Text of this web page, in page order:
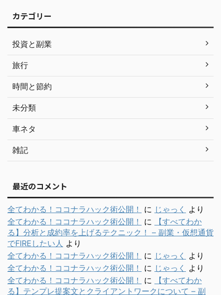
カテゴリー
投資と副業
旅行
時間と節約
未分類
車ネタ
雑記
最近のコメント
全てわかる！ココナラハック術公開！ に じゃっく
より
全てわかる！ココナラハック術公開！
に
【すべてわか
る】分析と成約率を上げるテクニック！ – 副業・仮想通貨
でFIREしたい人 より
全てわかる！ココナラハック術公開！
に じゃっく
より
全てわかる！ココナラハック術公開！
に じゃっく
より
全てわかる！ココナラハック術公開！
に
【すべてわか
る】テンプレ提案文とクライアントワークについて – 副